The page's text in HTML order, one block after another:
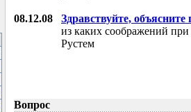
08.12.08
Здравствуйте, объясните
из каких соображений
Рустем
Вопрос